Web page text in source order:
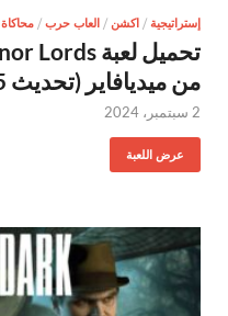
إستراتيجية / اكشن / العاب حرب / محاكاة
من ميديافاير (تحديث 5)
2 سبتمبر، 2024
عرض اللعبة